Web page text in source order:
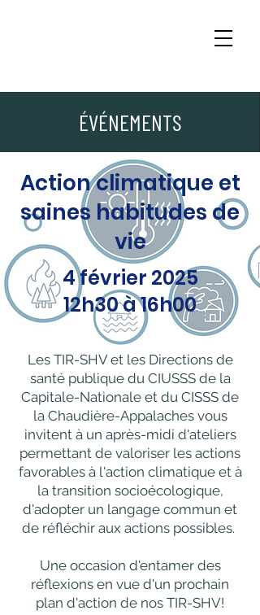
ÉVÉNEMENTS
Action climatique et
saines habitudes de
vie
4 février 2025
12h30 à 16h00
Les TIR-SHV et les Directions de
santé publique du CIUSSS de la
Capitale-Nationale et du CISSS de
la Chaudière-Appalaches vous
invitent à un après-midi d'ateliers
permettant de valoriser les actions
favorables à l'action climatique et à
la transition socioécologique,
d'adopter un langage commun et
de réfléchir aux actions possibles.
Une occasion d'entamer des
réflexions en vue d'un prochain
plan d'action de nos TIR-SHV!